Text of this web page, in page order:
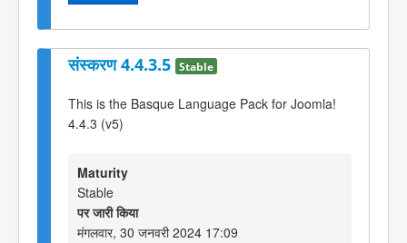
संस्करण 4.4.3.5 Stable
This is the Basque Language Pack for Joomla!
4.4.3 (v5)
Maturity
Stable
पर जारी किया
मंगलवार, 30 जनवरी 2024 17:09